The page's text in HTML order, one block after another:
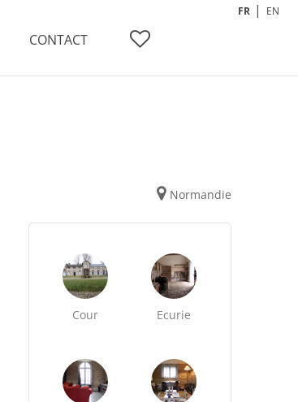
CONTACT
FR EN
Normandie
Cour Ecurie